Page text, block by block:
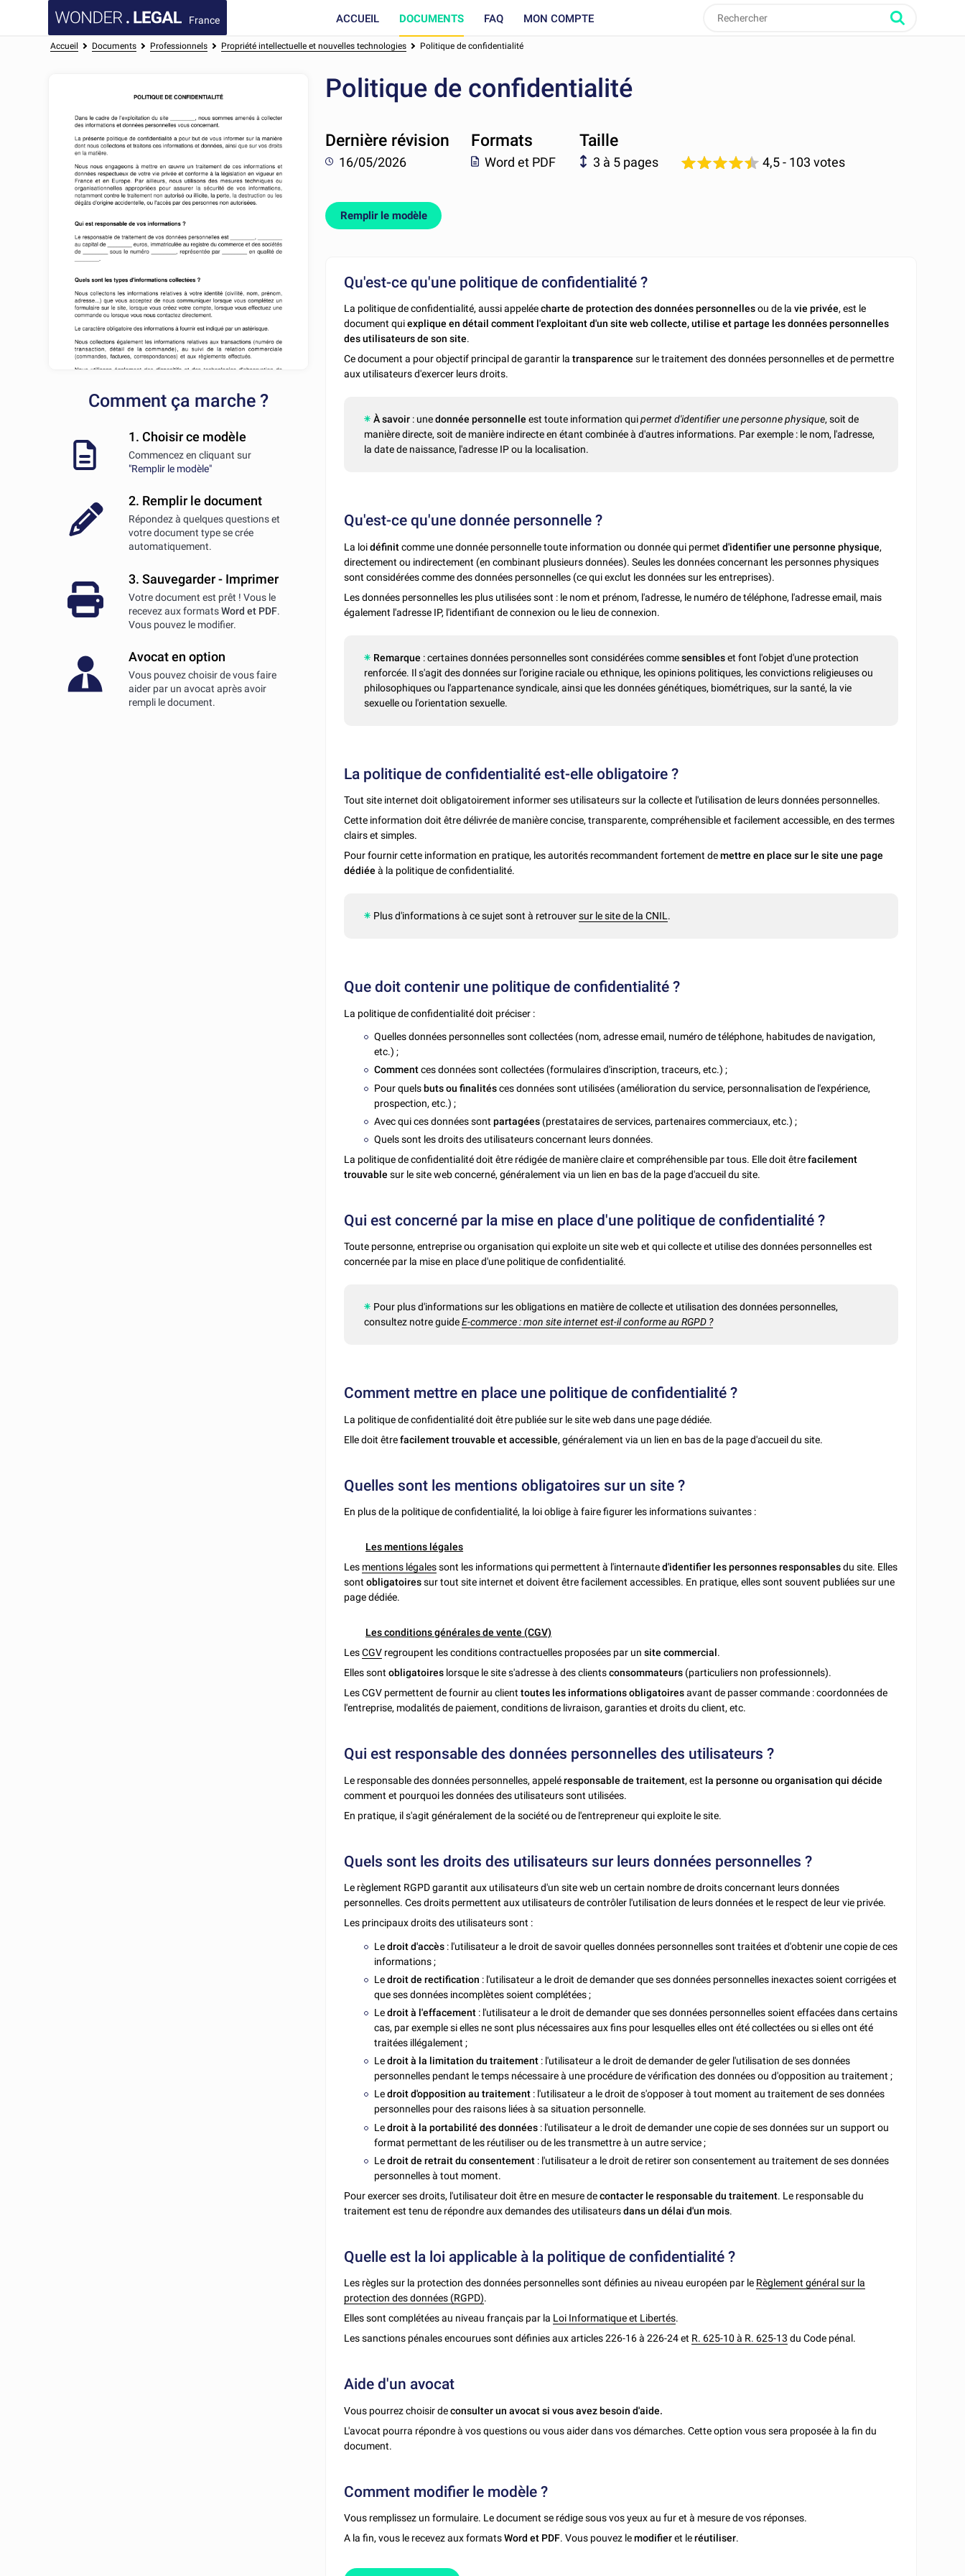
France ACCUEIL DOCUMENTS FAQ MON COMPTE
Accueil Documents Professionnels Propriété intellectuelle et nouvelles technologies Politique de confidentialité
Comment ça marche ?
1. Choisir ce modèle
Commencez en cliquant sur
"Remplir le modèle"
2. Remplir le document
Répondez à quelques questions et
votre document type se crée
automatiquement.
3. Sauvegarder - Imprimer
Votre document est prêt ! Vous le
recevez aux formatsWord et PDF.
Vous pouvez le modifier.
Avocat en option
Vous pouvez choisir de vous faire
aider par un avocat après avoir
rempli le document.
Politique de confidentialité
Dernière révision
16/05/2026
Formats
Word et PDF
Taille
3 à 5 pages 4,5- 103 votes
Remplir le modèle
Qu'est-ce qu'une politique de confidentialité ?
La politique de confidentialité, aussi appeléecharte de protection des données personnellesou de lavie privée, est le
document quiexplique en détail comment l'exploitant d'un site web collecte, utilise et partage les données personnelles
des utilisateurs de son site.
Ce document a pour objectif principal de garantir latransparence sur le traitement des données personnelles et de permettre
aux utilisateurs d'exercer leurs droits.
À savoir : unedonnée personnelle est toute information quipermet d'identifier une personne physique, soit de
manière directe, soit de manière indirecte en étant combinée à d'autres informations. Par exemple : le nom, l'adresse,
la date de naissance, l'adresse IP ou la localisation.
Qu'est-ce qu'une donnée personnelle ?
La loidéfinitcomme une donnée personnelle toute information ou donnée qui permetd'identifierune personne physique,
directement ou indirectement (en combinant plusieurs données). Seules les données concernant les personnes physiques
sont considérées comme des données personnelles (ce qui exclut les données sur les entreprises).
Les données personnelles les plus utilisées sont : le nom et prénom, l'adresse, le numéro de téléphone, l'adresse email, mais
également l'adresse IP, l'identifiant de connexion ou le lieu de connexion.
Remarque : certaines données personnelles sont considérées commesensibleset font l'objet d'une protection
renforcée. Il s'agit des données sur l'origine raciale ou ethnique, les opinions politiques, les convictions religieuses ou
philosophiques ou l'appartenance syndicale, ainsi que les données génétiques, biométriques, sur la santé, la vie
sexuelle ou l'orientation sexuelle.
La politique de confidentialité est-elle obligatoire ?
Tout site internet doit obligatoirement informer ses utilisateurs sur la collecte et l'utilisation de leurs données personnelles.
Cette information doit être délivrée de manière concise, transparente, compréhensible et facilement accessible, en des termes
clairs et simples.
Pour fournir cette information en pratique, les autorités recommandent fortement demettre en place sur le site une page
dédiée à la politique de confidentialité.
Plus d'informations à ce sujet sont à retrouversur le site de la CNIL.
Que doit contenir une politique de confidentialité ?
La politique de confidentialité doit préciser :
Quelles données personnelles sont collectées (nom, adresse email, numéro de téléphone, habitudes de navigation,
etc.) ;
Commentces données sont collectées (formulaires d'inscription, traceurs, etc.) ;
Pour quelsbuts ou finalitésces données sont utilisées (amélioration du service, personnalisation de l'expérience,
prospection, etc.) ;
Avec qui ces données sontpartagées (prestataires de services, partenaires commerciaux, etc.) ;
Quels sont les droits des utilisateurs concernant leurs données.
La politique de confidentialité doit être rédigée de manière claire et compréhensible par tous. Elle doit êtrefacilement
trouvablesur le site web concerné, généralement via un lien en bas de la page d'accueil du site.
Qui est concerné par la mise en place d'une politique de confidentialité ?
Toute personne, entreprise ou organisation qui exploite un site web et qui collecte et utilise des données personnelles est
concernée par la mise en place d'une politique de confidentialité.
Pour plus d'informations sur les obligations en matière de collecte et utilisation des données personnelles,
consultez notre guideE-commerce : mon site internet est-il conforme au RGPD ?
Comment mettre en place une politique de confidentialité ?
La politique de confidentialité doit être publiée sur le site webdans une page dédiée.
Elle doit êtrefacilement trouvable et accessible, généralement via un lien en bas de la page d'accueil du site.
Quelles sont les mentions obligatoires sur un site ?
En plus de la politique de confidentialité, la loi oblige à faire figurer les informations suivantes :
Les mentions légales
Les mentions légalessont les informations qui permettent à l'internauted'identifier les personnes responsablesdu site. Elles
sontobligatoiressur tout site internet et doivent être facilement accessibles. En pratique, elles sont souvent publiées sur une
page dédiée.
Les conditions générales de vente (CGV)
LesCGV regroupent les conditions contractuelles proposées par unsite commercial.
Elles sontobligatoires lorsque le site s'adresse à des clientsconsommateurs (particuliers non professionnels).
Les CGV permettent de fournir au clienttoutes les informations obligatoiresavant de passer commande : coordonnées de
l'entreprise, modalités de paiement, conditions de livraison, garanties et droits du client, etc.
Qui est responsable des données personnelles des utilisateurs ?
Le responsable des données personnelles, appeléresponsable de traitement, est la personne ou organisation qui décide
comment et pourquoi les données des utilisateurs sont utilisées.
En pratique, il s'agit généralement de la société ou de l'entrepreneur qui exploite le site.
Quels sont les droits des utilisateurs sur leurs données personnelles ?
Le règlement RGPD garantit aux utilisateurs d'un site web un certain nombre de droits concernant leurs données
personnelles. Ces droits permettent aux utilisateurs de contrôler l'utilisation de leurs données et le respect de leur vie privée.
Les principaux droits des utilisateurs sont :
Ledroit d'accès : l'utilisateur a le droit de savoir quelles données personnelles sont traitées et d'obtenir une copie de ces
informations ;
Ledroit de rectification : l'utilisateur a le droit de demander que ses données personnelles inexactes soient corrigées et
que ses données incomplètes soient complétées ;
Ledroit à l'effacement : l'utilisateur a le droit de demander que ses données personnelles soient effacées dans certains
cas, par exemple si elles ne sont plus nécessaires aux fins pour lesquelles elles ont été collectées ou si elles ont été
traitées illégalement ;
Ledroit à la limitation du traitement : l'utilisateur a le droit de demander de geler l'utilisation de ses données
personnelles pendant le temps nécessaire à une procédure de vérification des données ou d'opposition au traitement ;
Ledroit d'opposition au traitement : l'utilisateur a le droit de s'opposer à tout moment au traitement de ses données
personnelles pour des raisons liées à sa situation personnelle.
Ledroit à la portabilité des données : l'utilisateur a le droit de demander une copie de ses données sur un support ou
format permettant de les réutiliser ou de les transmettre à un autre service ;
Ledroit de retrait du consentement : l'utilisateur a le droit de retirer son consentement au traitement de ses données
personnelles à tout moment.
Pour exercer ses droits, l'utilisateur doit être en mesure decontacter le responsable du traitement. Le responsable du
traitement est tenu de répondre aux demandes des utilisateursdans un délai d'un mois.
Quelle est la loi applicable à la politique de confidentialité ?
Les règles sur la protection des données personnelles sont définies au niveau européen par le Règlement général sur la
protection des données (RGPD).
Elles sont complétées au niveau français par la Loi Informatique et Libertés.
Les sanctions pénales encourues sont définies aux articles 226-16 à 226-24 et R. 625-10 à R. 625-13 du Code pénal.
Aide d'un avocat
Vous pourrez choisir deconsulter un avocat si vous avez besoin d'aide.
L'avocat pourra répondre à vos questions ou vous aider dans vos démarches. Cette option vous sera proposée à la fin du
document.
Comment modifier le modèle ?
Vous remplissez un formulaire. Le document se rédige sous vos yeux au fur et à mesure de vos réponses.
A la fin, vous le recevez aux formatsWord et PDF. Vous pouvez lemodifieret leréutiliser.